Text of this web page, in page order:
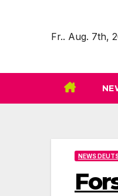
Fr.. Aug. 7th,
NEWS